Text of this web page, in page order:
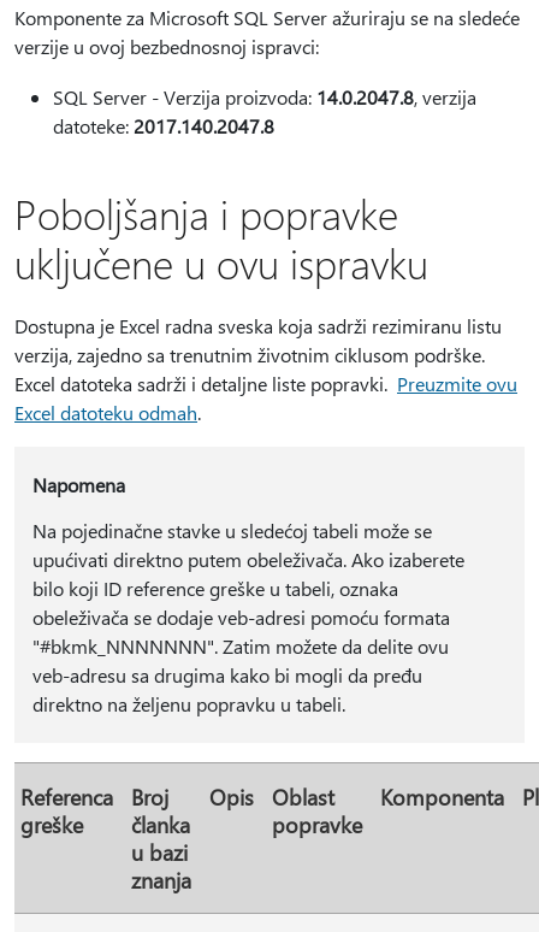
Komponente za Microsoft SQL Server ažuriraju se na sledeće
verzije u ovoj bezbednosnoj ispravci:
SQL Server - Verzija proizvoda: 14.0.2047.8, verzija
datoteke: 2017.140.2047.8
Poboljšanja i popravke
uključene u ovu ispravku
Dostupna je Excel radna sveska koja sadrži rezimiranu listu
verzija, zajedno sa trenutnim životnim ciklusom podrške.
Excel datoteka sadrži i detaljne liste popravki. Preuzmite ovu
Excel datoteku odmah.
Napomena
Na pojedinačne stavke u sledećoj tabeli može se
upućivati direktno putem obeleživača. Ako izaberete
bilo koji ID reference greške u tabeli, oznaka
obeleživača se dodaje veb-adresi pomoću formata
"#bkmk_NNNNNNN". Zatim možete da delite ovu
veb-adresu sa drugima kako bi mogli da pređu
direktno na željenu popravku u tabeli.
Referenca
greške
Broj
članka
u bazi
znanja
Opis
Oblast
popravke
Komponenta